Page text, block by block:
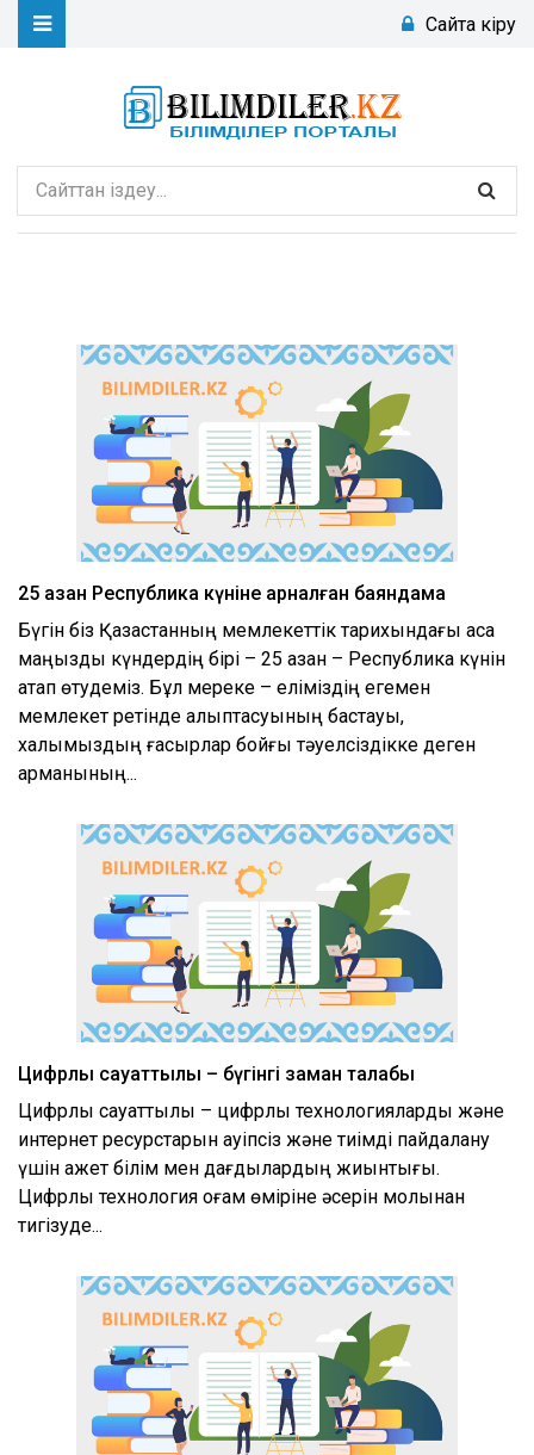
Сайтқа кіру
25 қазан Республика күніне арналған баяндама
Бүгін біз Қазақстанның мемлекеттік тарихындағы аса
маңызды күндердің бірі – 25 қазан – Республика күнін
атап өтудеміз. Бұл мереке – еліміздің егемен
мемлекет ретінде қалыптасуының бастауы,
халқымыздың ғасырлар бойғы тәуелсіздікке деген
арманының...
Цифрлық сауаттылық – бүгінгі заман талабы
Цифрлық сауаттылық – цифрлық технологияларды және
интернет ресурстарын қауіпсіз және тиімді пайдалану
үшін қажет білім мен дағдылардың жиынтығы.
Цифрлық технология қоғам өміріне әсерін молынан
тигізуде...